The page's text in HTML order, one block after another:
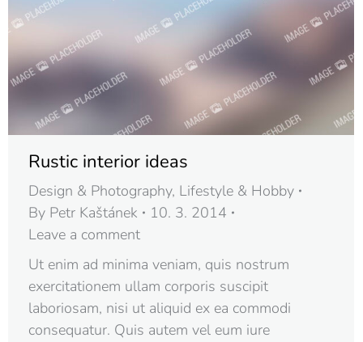
Rustic interior ideas
Design & Photography, Lifestyle & Hobby
By Petr Kaštánek
10. 3. 2014
Leave a comment
Ut enim ad minima veniam, quis nostrum
exercitationem ullam corporis suscipit
laboriosam, nisi ut aliquid ex ea commodi
consequatur. Quis autem vel eum iure